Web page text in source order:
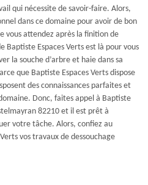
qui nécessite de savoir-faire. Alors,
dans ce domaine pour avoir de bon
vous attendez après la finition de
Baptiste Espaces Verts est là pour vous
la souche d’arbre et haie dans sa
que Baptiste Espaces Verts dispose
des connaissances parfaites et
Donc, faites appel à Baptiste
82210 et il est prêt à
votre tâche. Alors, confiez au
vos travaux de dessouchage